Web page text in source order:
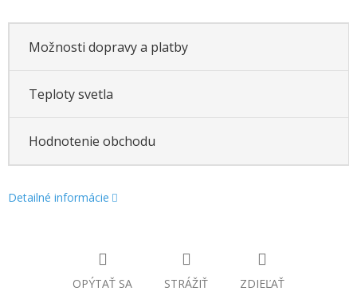
Možnosti dopravy a platby
Teploty svetla
Hodnotenie obchodu
Detailné informácie
OPÝTAŤ SA STRÁŽIŤ ZDIEĽAŤ